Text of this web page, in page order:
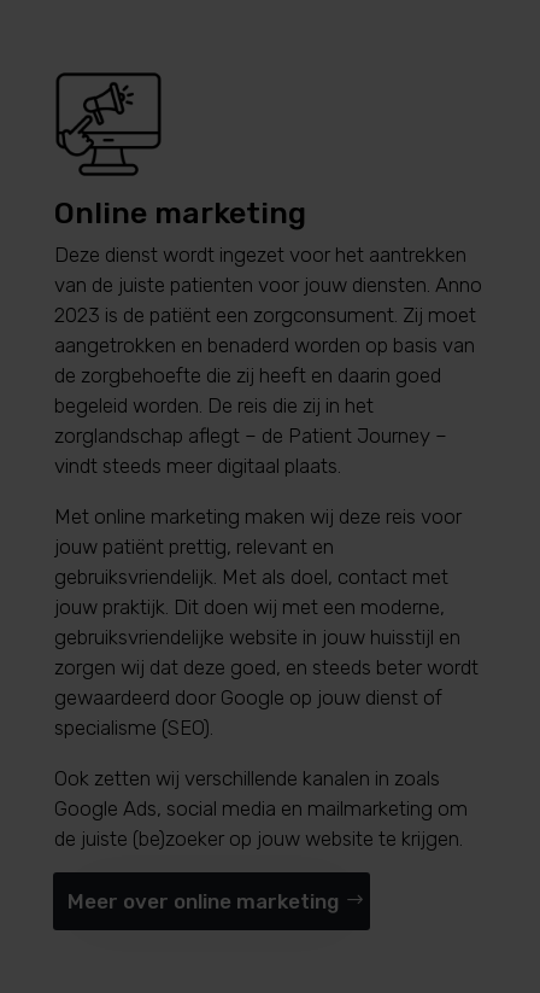
Online marketing
Deze dienst wordt ingezet voor het aantrekken
van de juiste patienten voor jouw diensten. Anno
2023 is de patiënt een zorgconsument. Zij moet
aangetrokken en benaderd worden op basis van
de zorgbehoefte die zij heeft en daarin goed
begeleid worden. De reis die zij in het
zorglandschap aflegt – de Patient Journey –
vindt steeds meer digitaal plaats.
Met online marketing maken wij deze reis voor
jouw patiënt prettig, relevant en
gebruiksvriendelijk. Met als doel, contact met
jouw praktijk. Dit doen wij met een moderne,
gebruiksvriendelijke website in jouw huisstijl en
zorgen wij dat deze goed, en steeds beter wordt
gewaardeerd door Google op jouw dienst of
specialisme (SEO).
Ook zetten wij verschillende kanalen in zoals
Google Ads, social media en mailmarketing om
de juiste (be)zoeker op jouw website te krijgen.
Meer over online marketing